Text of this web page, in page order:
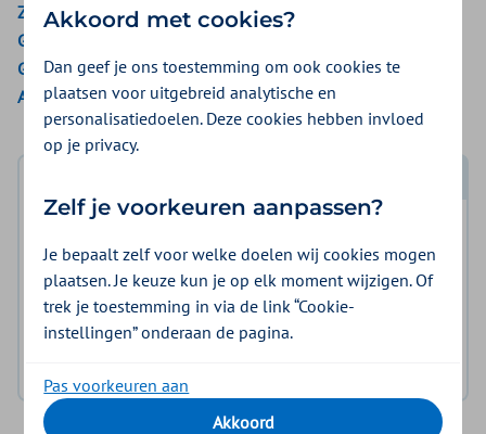
ZieZo
Gemeenten Optimaal
Gemeente Amsterdam
Aon Vitaal
voor u gelden.
Log in met DigiD
Akkoord met cookies?
Dan geef je ons toestemming om ook cookies te
plaatsen voor uitgebreid analytische en
personalisatiedoelen. Deze cookies hebben invloed
op je privacy.
Zelf je voorkeuren aanpassen?
Je bepaalt zelf voor welke doelen wij cookies mogen
plaatsen. Je keuze kun je op elk moment wijzigen. Of
trek je toestemming in via de link “Cookie-
instellingen” onderaan de pagina.
Pas voorkeuren aan
Akkoord